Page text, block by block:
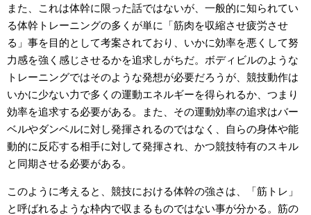
また、これは体幹に限った話ではないが、一般的に知られてい
る体幹トレーニングの多くが単に「筋肉を収縮させ疲労させ
る」事を目的として考案されており、いかに効率を悪くして努
力感を強く感じさせるかを追求しがちだ。ボディビルのような
トレーニングではそのような発想が必要だろうが、競技動作は
いかに少ない力で多くの運動エネルギーを得られるか、つまり
効率を追求する必要がある。また、その運動効率の追求はバー
ベルやダンベルに対し発揮されるのではなく、自らの身体や能
動的に反応する相手に対して発揮され、かつ競技特有のスキル
と同期させる必要がある。
このように考えると、競技における体幹の強さは、「筋トレ」
と呼ばれるような枠内で収まるものではない事が分かる。筋の